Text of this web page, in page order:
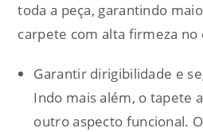
toda a peça, garantindo
carpete com alta firmeza no
Garantir dirigibilidade e
Indo mais além, o tapete
outro aspecto funcional.